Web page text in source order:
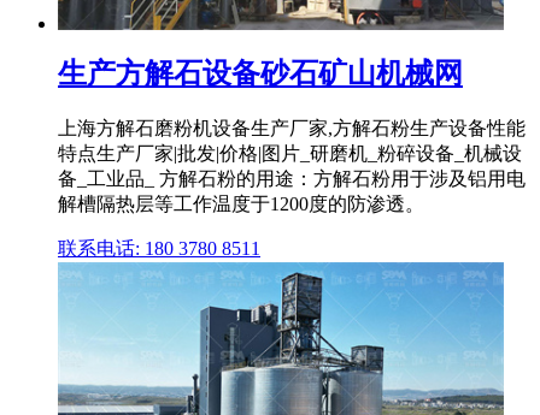
生产方解石设备砂石矿山机械网
上海方解石磨粉机设备生产厂家,方解石粉生产设备性能
特点生产厂家|批发|价格|图片_研磨机_粉碎设备_机械设
备_工业品_ 方解石粉的用途：方解石粉用于涉及铝用电
解槽隔热层等工作温度于1200度的防渗透。
联系电话: 180 3780 8511